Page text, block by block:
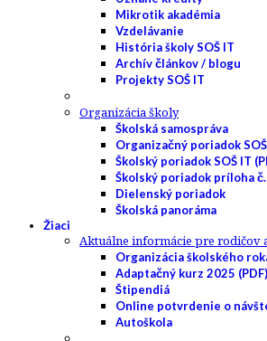
Mikrotik akadémia
Vzdelávanie
História školy SOŠ IT
Archív článkov / blogu
Projekty SOŠ IT
Organizácia školy
Školská samospráva
Organizačný poriadok
Školský poriadok SOŠ IT
Školský poriadok príloha
Dielenský poriadok
Školská panoráma
Žiaci
Aktuálne informácie pre rodičov
Organizácia školského
Adaptačný kurz 2025 (PDF)
Štipendiá
Online potvrdenie o
Autoškola